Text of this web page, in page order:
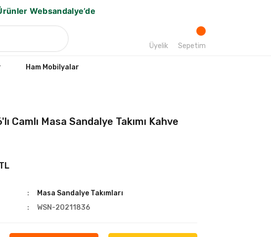
Websandalye’de
Üyelik Sepetim
Ham Mobilyalar
Camlı Masa Sandalye Takımı Kahve
Masa Sandalye Takımları
WSN-20211836